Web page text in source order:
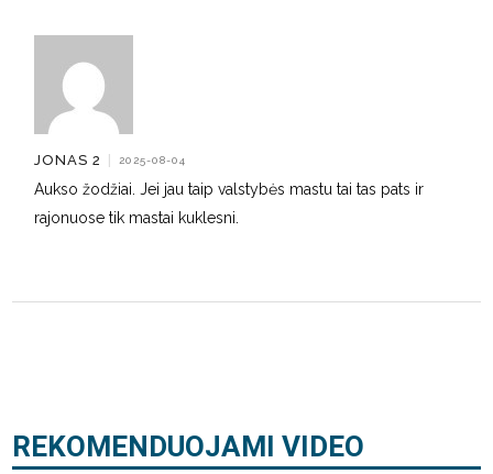
JONAS 2 | 2025-08-04
Aukso žodžiai. Jei jau taip valstybės mastu tai tas pats ir
rajonuose tik mastai kuklesni.
REKOMENDUOJAMI VIDEO